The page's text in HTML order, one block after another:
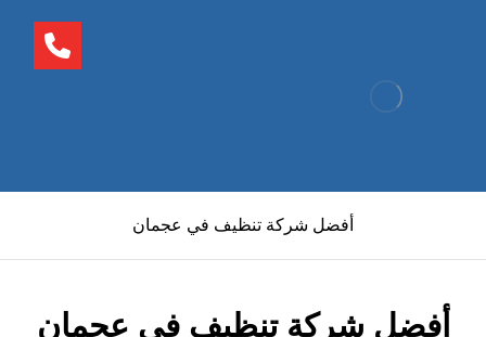
أفضل شركة تنظيف في عجمان
أفضل شركة تنظيف في عجمان